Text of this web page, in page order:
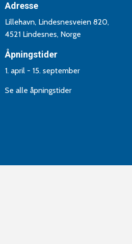
Adresse
Lillehavn, Lindesnesveien 820,
4521 Lindesnes, Norge
Åpningstider
1. april - 15. september
Se alle åpningstider